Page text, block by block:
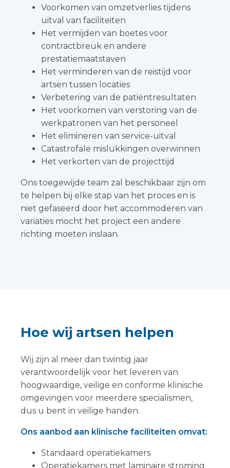
Voorkomen van omzetverlies tijdens
uitval van faciliteiten
Het vermijden van boetes voor
contractbreuk en andere
prestatiemaatstaven
Het verminderen van de reistijd voor
artsen tussen locaties
Verbetering van de patiëntresultaten
Het voorkomen van verstoring van de
werkpatronen van het personeel
Het elimineren van service-uitval
Catastrofale mislukkingen overwinnen
Het verkorten van de projecttijd
Ons toegewijde team zal beschikbaar zijn om
te helpen bij elke stap van het proces en is
niet gefaseerd door het accommoderen van
variaties mocht het project een andere
richting moeten inslaan.
Hoe wij artsen helpen
Wij zijn al meer dan twintig jaar
verantwoordelijk voor het leveren van
hoogwaardige, veilige en conforme klinische
omgevingen voor meerdere specialismen,
dus u bent in veilige handen.
Ons aanbod aan klinische faciliteiten omvat:
Standaard operatiekamers
Operatiekamers met laminaire stroming